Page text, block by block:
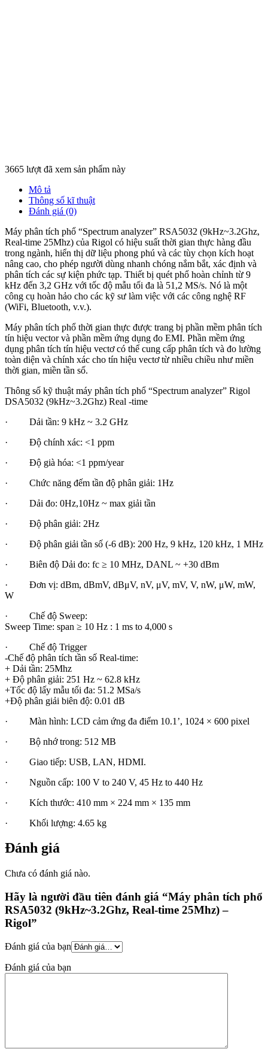
3665 lượt đã xem sản phẩm này
Mô tả
Thông số kĩ thuật
Đánh giá (0)
Máy phân tích phổ “Spectrum analyzer” RSA5032 (9kHz~3.2Ghz,
Real-time 25Mhz) của Rigol có hiệu suất thời gian thực hàng đầu
trong ngành, hiển thị dữ liệu phong phú và các tùy chọn kích hoạt
nâng cao, cho phép người dùng nhanh chóng nắm bắt, xác định và
phân tích các sự kiện phức tạp. Thiết bị quét phổ hoàn chỉnh từ 9
kHz đến 3,2 GHz với tốc độ mẫu tối đa là 51,2 MS/s. Nó là một
công cụ hoàn hảo cho các kỹ sư làm việc với các công nghệ RF
(WiFi, Bluetooth, v.v.).
Máy phân tích phổ thời gian thực được trang bị phần mềm phân tích
tín hiệu vector và phần mềm ứng dụng đo EMI. Phần mềm ứng
dụng phân tích tín hiệu vectơ có thể cung cấp phân tích và đo lường
toàn diện và chính xác cho tín hiệu vectơ từ nhiều chiều như miền
thời gian, miền tần số.
Thông số kỹ thuật máy phân tích phổ “Spectrum analyzer” Rigol
DSA5032 (9kHz~3.2Ghz) Real -time
· Dải tần: 9 kHz ~ 3.2 GHz
· Độ chính xác: <1 ppm
· Độ già hóa: <1 ppm/year
· Chức năng đếm tần độ phân giải: 1Hz
· Dải đo: 0Hz,10Hz ~ max giải tần
· Độ phân giải: 2Hz
· Độ phân giải tần số (-6 dB): 200 Hz, 9 kHz, 120 kHz, 1 MHz
· Biên độ Dải đo: fc ≥ 10 MHz, DANL ~ +30 dBm
· Đơn vị: dBm, dBmV, dBμV, nV, μV, mV, V, nW, μW, mW,
W
· Chế độ Sweep:
Sweep Time: span ≥ 10 Hz : 1 ms to 4,000 s
· Chế độ Trigger
-Chế độ phân tích tần số Real-time:
+ Dải tần: 25Mhz
+ Độ phân giải: 251 Hz ~ 62.8 kHz
+Tốc độ lấy mẫu tối đa: 51.2 MSa/s
+Độ phân giải biên độ: 0.01 dB
· Màn hình: LCD cảm ứng đa điểm 10.1’, 1024 × 600 pixel
· Bộ nhớ trong: 512 MB
· Giao tiếp: USB, LAN, HDMI.
· Nguồn cấp: 100 V to 240 V, 45 Hz to 440 Hz
· Kích thước: 410 mm × 224 mm × 135 mm
· Khối lượng: 4.65 kg
Đánh giá
Chưa có đánh giá nào.
Hãy là người đầu tiên đánh giá “Máy phân tích phổ
RSA5032 (9kHz~3.2Ghz, Real-time 25Mhz) –
Rigol”
Đánh giá của bạn
Đánh giá của bạn